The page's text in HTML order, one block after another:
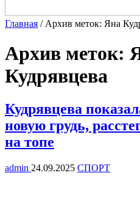
Главная / Архив меток: Яна
Архив меток:
Кудрявцева
Кудрявцева
новую грудь,
на топе
admin 24.09.2025 СПОРТ